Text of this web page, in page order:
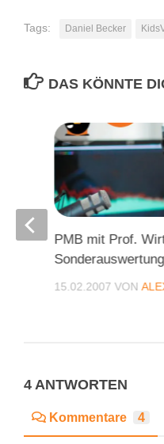
Tags: Daniel Becker
DAS KÖNNTE
PMB mit Prof.
15.02.2007 VON
4 ANTWORTEN
Kommentare 4